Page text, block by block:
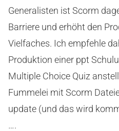
Generalisten ist Scorm
Barriere und erhöht den
Vielfaches. Ich empfehle
Produktion einer ppt
Multiple Choice Quiz
Fummelei mit Scorm
update (und das wird
….